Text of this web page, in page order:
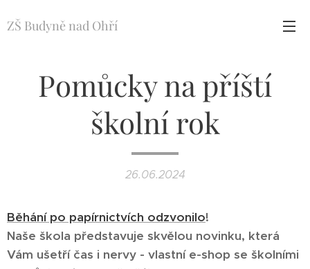
ZŠ Budyně nad Ohří
Pomůcky na příští
školní rok
26.06.2024
Běhání po papírnictvích odzvonilo!
Naše škola představuje skvělou novinku, která
Vám ušetří čas i nervy - vlastní e-shop se školními